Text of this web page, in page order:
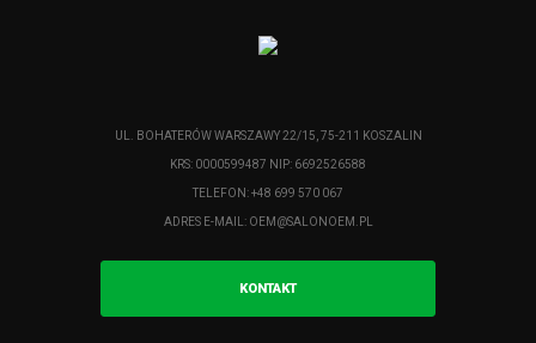
UL. BOHATERÓW WARSZAWY 22/15, 75-211 KOSZALIN
KRS: 0000599487 NIP: 6692526588
TELEFON: +48 699 570 067
ADRES E-MAIL: OEM@SALONOEM.PL
KONTAKT